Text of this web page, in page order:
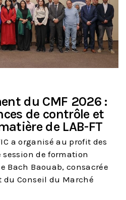
du CMF 2026 :
de contrôle et
de LAB-FT
a organisé au profit des
session de formation
Bach Baouab, consacrée
Conseil du Marché